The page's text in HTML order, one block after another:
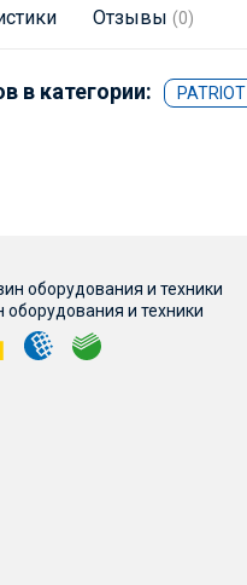
Отзывы (0)
в категории: PATRIOT
и техники